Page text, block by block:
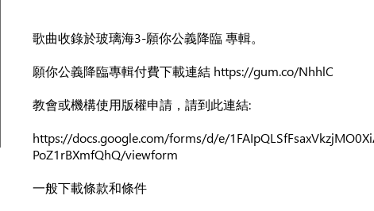
歌曲收錄於玻璃海3-願你公義降臨 專輯。
願你公義降臨專輯付費下載連結 https://gum.co/NhhlC
教會或機構使用版權申請，請到此連結:
https://docs.google.com/forms/d/e/
PoZ1rBXmfQhQ/viewform
一般下載條款和條件